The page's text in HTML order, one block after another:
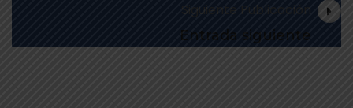
Siguiente Publicación
Entrada siguiente